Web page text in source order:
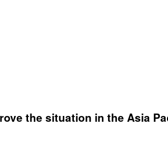
the situation in the Asia